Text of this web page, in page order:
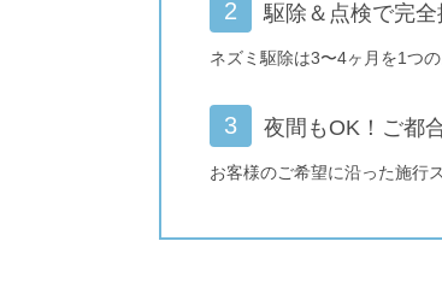
駆除＆点検で完
ネズミ駆除は3〜4ヶ月を1つ
夜間もOK！ご都
お客様のご希望に沿った施行